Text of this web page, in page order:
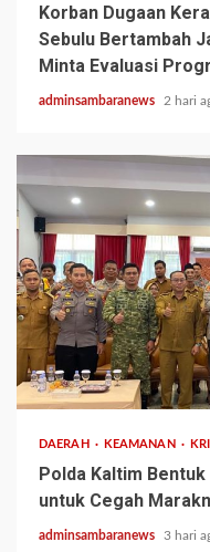
Korban Dugaan
Sebulu Bertambah
Minta Evaluasi
adminsambaranews 2 hari
2 min read
DAERAH KEAMANAN
Polda Kaltim
untuk Cegah
adminsambaranews 3 hari